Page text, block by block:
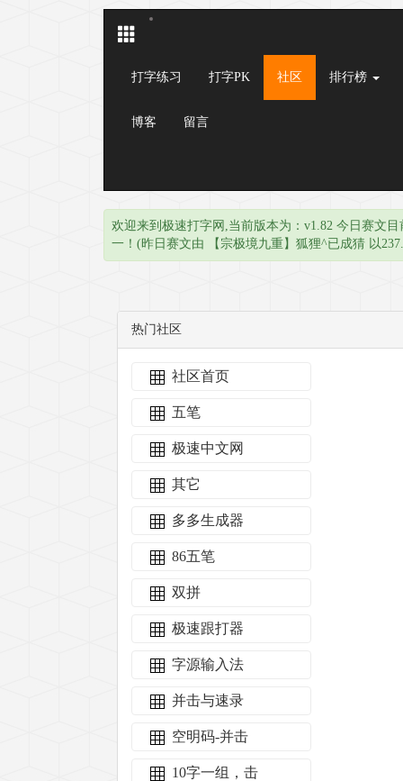
打字练习 打字PK 社区 排行榜
博客 留言
欢迎来到极速打字网,当前版本为：v1.82 今日赛文
一！(昨日赛文由 【宗极境九重】狐狸^已成猜 以
热门社区
社区首页
五笔
极速中文网
其它
多多生成器
86五笔
双拼
极速跟打器
字源输入法
并击与速录
空明码-并击
10字一组，击